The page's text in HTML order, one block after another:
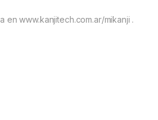
www.kanjitech.com.ar/mikanji .